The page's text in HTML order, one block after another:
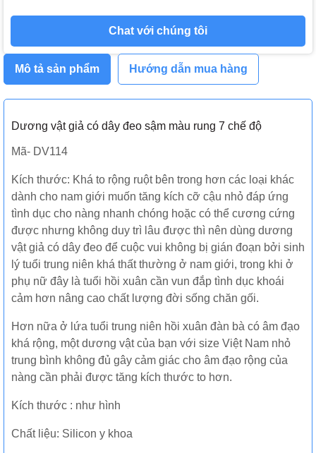
Chat với chúng tôi
Mô tả sản phẩm Hướng dẫn mua hàng
Dương vật giả có dây đeo sậm màu rung 7 chế độ
Mã- DV114
Kích thước: Khá to rộng ruột bên trong hơn các loại khác
dành cho nam giới muốn tăng kích cỡ cậu nhỏ đáp ứng
tình dục cho nàng nhanh chóng hoặc có thể cương cứng
được nhưng không duy trì lâu được thì nên dùng dương
vật giả có dây đeo để cuộc vui không bị gián đoạn bởi sinh
lý tuổi trung niên khá thất thường ở nam giới, trong khi ở
phụ nữ đây là tuổi hồi xuân cần vun đắp tình dục khoái
cảm hơn nâng cao chất lượng đời sống chăn gối.
Hơn nữa ở lứa tuổi trung niên hồi xuân đàn bà có âm đạo
khá rộng, một dương vật của bạn với size Việt Nam nhỏ
trung bình không đủ gây cảm giác cho âm đạo rộng của
nàng cần phải được tăng kích thước to hơn.
Kích thước : như hình
Chất liệu: Silicon y khoa